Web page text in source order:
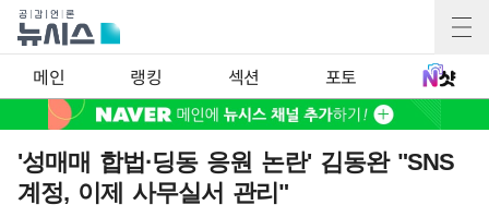
메인 랭킹 섹션 포토
'성매매 합법·딩동 응원 논란' 김동완 "SNS
계정, 이제 사무실서 관리"